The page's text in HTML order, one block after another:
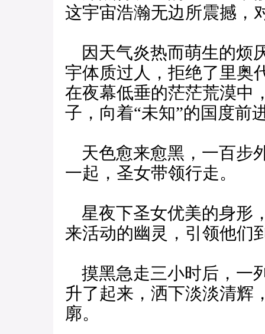
这宇宙浩瀚无边所震撼，
因天气炎热而萌生的烦
宇体质过人，拒绝了里奥
在夜幕低垂的茫茫荒漠中
子，向着“未知”的国度前
天色愈来愈黑，一百步
一起，圣女带领行走。
星夜下圣女优美的身形
来活动的幽灵，引领他们
摸黑急走三小时后，一
升了起来，洒下淡淡清辉
廓。